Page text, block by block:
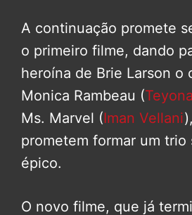
A continuação promete
o primeiro filme, dando
heroína de Brie Larson o
Monica Rambeau (
Ms. Marvel (Iman Vellani
prometem formar um trio
épico.
O novo filme, que já